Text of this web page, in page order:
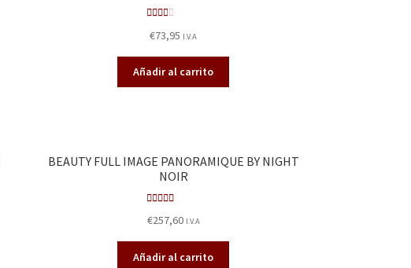
ado
en
2.00
de 5
€73,95 I.V.A
Añadir al carrito
BEAUTY FULL IMAGE PANORAMIQUE BY NIGHT
NOIR
do en
2.59de
5
€257,60 I.V.A
Añadir al carrito